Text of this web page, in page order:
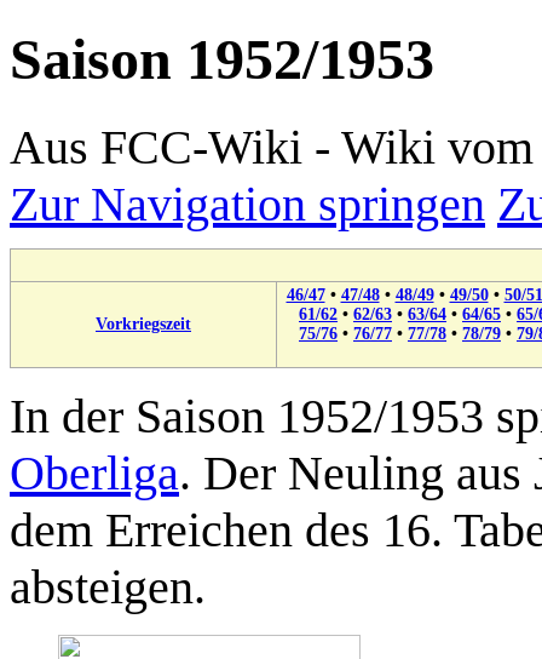
Saison 1952/1953
Aus FCC-Wiki - Wiki vom
Zur Navigation springen
Vorkriegszeit
46/47• 47/48• 48/49• 49/50• 50/51
61/62 • 62/63 • 63/64 • 64/65 • 65/
75/76 • 76/77 • 77/78 • 78/79 • 79/
In der Saison 1952/1953
Oberliga. Der Neuling aus
dem Erreichen des 16.
absteigen.